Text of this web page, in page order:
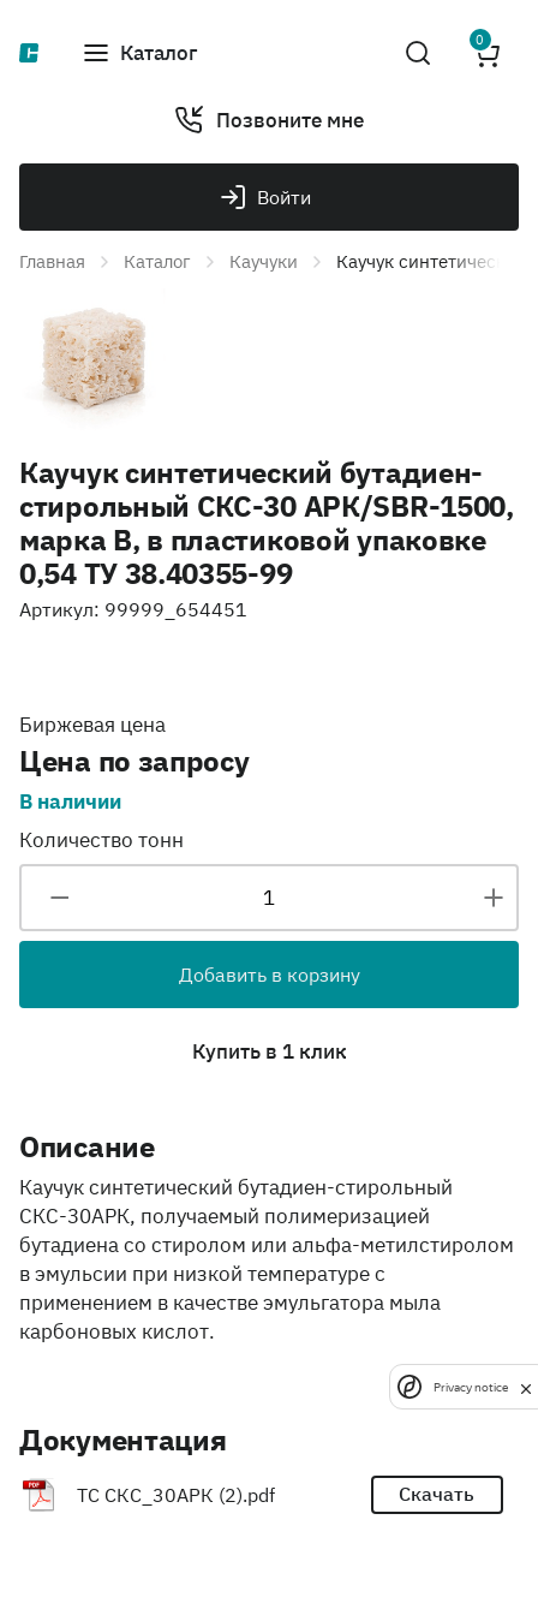
Каталог 0
Позвоните мне
Войти
Главная Каталог Каучуки Каучук
Каучук синтетический бутадиен-
стирольный СКС-30 АРК/SBR-1500,
марка B, в пластиковой упаковке
0,54 ТУ 38.40355-99
Артикул: 99999_654451
Биржевая цена
Цена по запросу
В наличии
Количество тонн
Добавить в корзину
Купить в 1 клик
Описание
Каучук синтетический бутадиен-стирольный
СКС-30АРК, получаемый полимеризацией
бутадиена со стиролом или альфа-метилстиролом
в эмульсии при низкой температуре с
применением в качестве эмульгатора мыла
карбоновых кислот.
Документация
ТС СКС_30АРК (2).pdf Скачать
Privacy notice